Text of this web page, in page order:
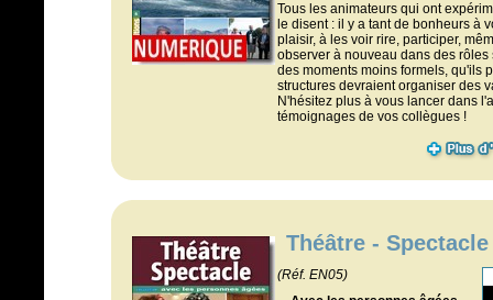
Tous les animateurs qui ont
le disent : il y a tant de bonheurs à
plaisir, à les voir rire, participer,
observer à nouveau dans des
des moments moins formels, qu'ils
structures devraient organiser des
N'hésitez plus à vous lancer dans
témoignages de vos collègues !
Théâtre - Spectacle
(Réf. EN05)